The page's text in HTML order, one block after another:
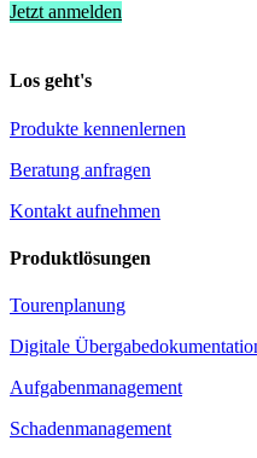
Jetzt anmelden
Los geht's
Produkte kennenlernen
Beratung anfragen
Kontakt aufnehmen
Produktlösungen
Tourenplanung
Digitale
Aufgabenmanagement
Schadenmanagement